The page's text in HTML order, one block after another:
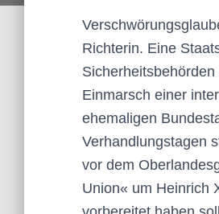
Richterin. Eine
Einmarsch einer
ehemaligen
Verhandlungstagen
vor dem
Union« um Heinrich